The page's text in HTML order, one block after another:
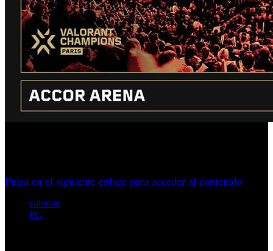
Pulsa en el siguiente enlace para acceder al contenido
valorant
PC